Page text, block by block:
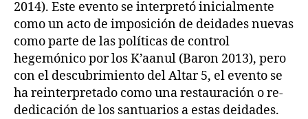
2014). Este evento se interpretó inicialmente
como un acto de imposición de deidades nuevas
como parte de las políticas de control
hegemónico por los K’aanul (Baron 2013), pero
con el descubrimiento del Altar 5, el evento se
ha reinterpretado como una restauración o re-
dedicación de los santuarios a estas deidades.